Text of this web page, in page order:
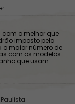
o melhor que
imposto pela
o maior número de
com os modelos
que usam.